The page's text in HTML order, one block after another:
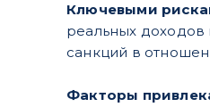
Ключевыми
реальных доходов
санкций в
Факторы